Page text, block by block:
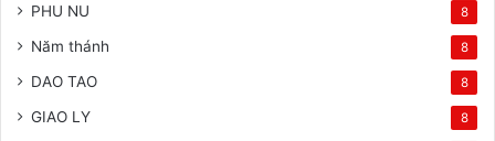
PHU NU 8
Năm thánh 8
DAO TAO 8
GIAO LY 8